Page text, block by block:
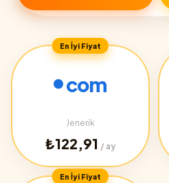
En İyi Fiyat
com
Jenerik
₺122,91 / ay
En İyi Fiyat